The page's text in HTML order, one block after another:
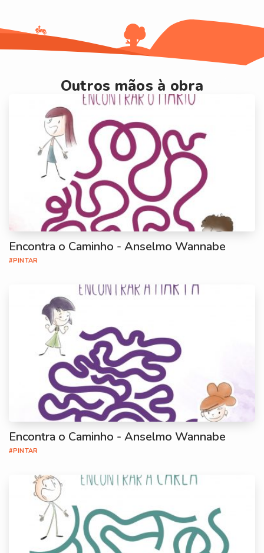
Outros mãos à obra
Encontra o Caminho - Anselmo Wannabe
#PINTAR
Encontra o Caminho - Anselmo Wannabe
#PINTAR